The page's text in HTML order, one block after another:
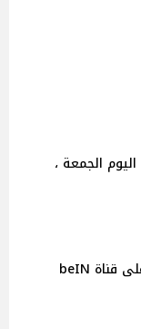
الجمعة ،
فالنسيا X ريال مدريد – الساعة 10 مساء على قناة beIN